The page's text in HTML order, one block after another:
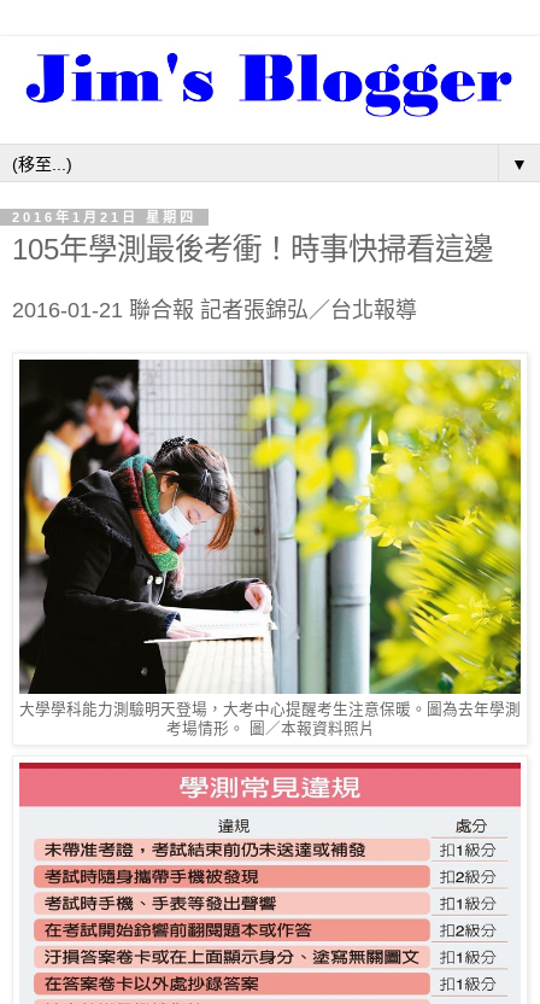
▼
2016年1月21日 星期四
105年學測最後考衝！時事快掃看這邊
2016-01-21 聯合報 記者張錦弘／台北報導
大學學科能力測驗明天登場，大考中心提醒考生注意保暖。圖為去年學測
考場情形。 圖／本報資料照片